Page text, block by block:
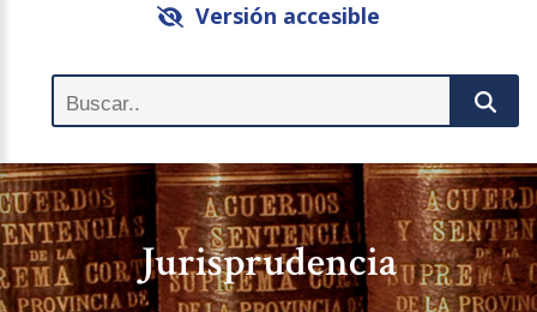
Versión accesible
Jurisprudencia